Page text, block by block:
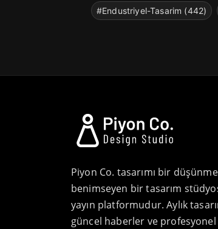
#Endustriyel-Tasarim (442)
Piyon Co. tasarımı bir
benimseyen bir tasarım
yayın platformudur. Aylık
güncel haberler ve profesyonel